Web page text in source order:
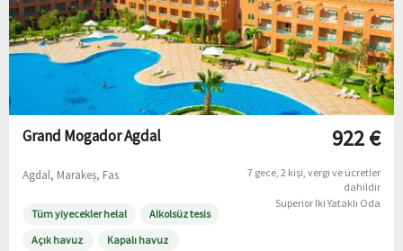
Grand Mogador Agdal
Agdal, Marakeş, Fas
Tüm yiyecekler helal
Alkolsüz tesis
Açık havuz
Kapalı havuz
922 €
7 gece 2 kişi vergi ve ücretler
dahildir
Superior İki Yataklı Oda